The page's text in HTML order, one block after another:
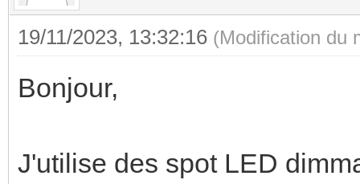
19/11/2023, 13:32:16 (Modification du
Bonjour,
J'utilise des spot LED